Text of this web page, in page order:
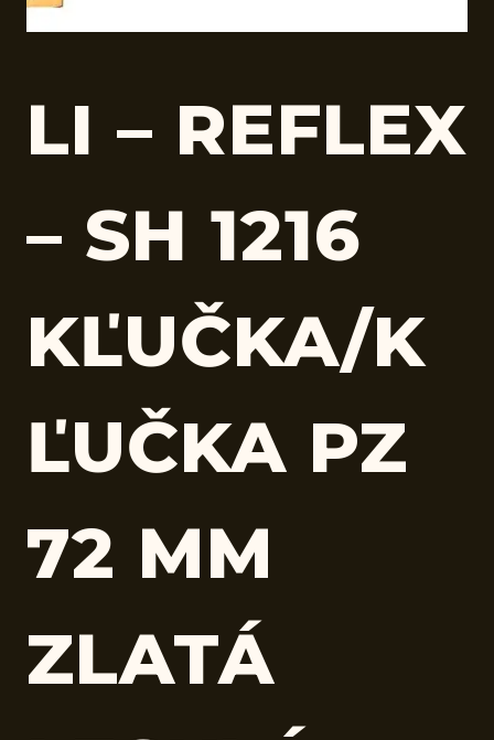
LI – REFLEX
– SH 1216
KĽUČKA/K
ĽUČKA PZ
72 MM
ZLATÁ